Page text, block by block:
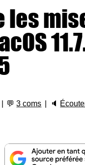
les
💬3 coms 🔈